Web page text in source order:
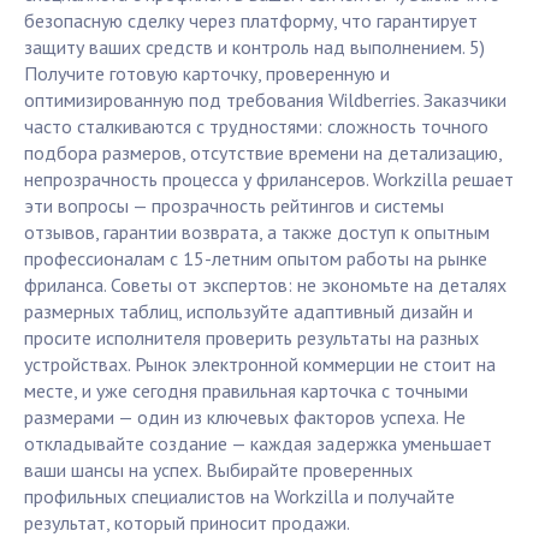
безопасную сделку через платформу, что гарантирует
защиту ваших средств и контроль над выполнением. 5)
Получите готовую карточку, проверенную и
оптимизированную под требования Wildberries. Заказчики
часто сталкиваются с трудностями: сложность точного
подбора размеров, отсутствие времени на детализацию,
непрозрачность процесса у фрилансеров. Workzilla решает
эти вопросы — прозрачность рейтингов и системы
отзывов, гарантии возврата, а также доступ к опытным
профессионалам с 15-летним опытом работы на рынке
фриланса. Советы от экспертов: не экономьте на деталях
размерных таблиц, используйте адаптивный дизайн и
просите исполнителя проверить результаты на разных
устройствах. Рынок электронной коммерции не стоит на
месте, и уже сегодня правильная карточка с точными
размерами — один из ключевых факторов успеха. Не
откладывайте создание — каждая задержка уменьшает
ваши шансы на успех. Выбирайте проверенных
профильных специалистов на Workzilla и получайте
результат, который приносит продажи.